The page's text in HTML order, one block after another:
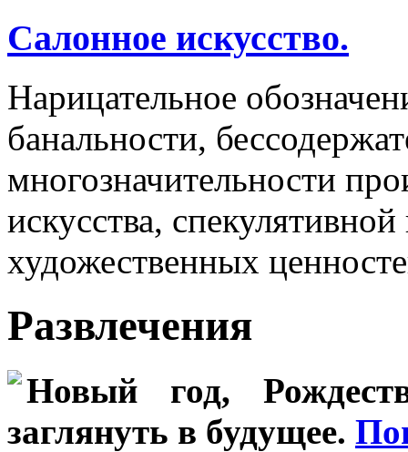
Салонное искусство.
Нарицательное
банальности,
многозначительности
искусства,
художественных
Развлечения
Новый год,
заглянуть в будущее.